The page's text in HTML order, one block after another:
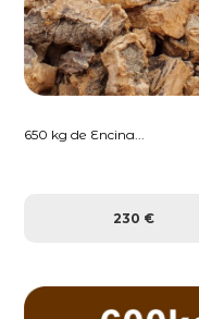
650 kg de Encina...
230 €